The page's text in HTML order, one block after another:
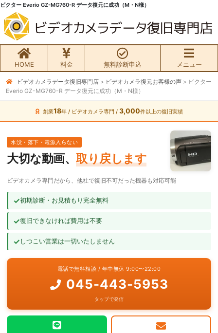
ビクター Everio GZ-MG760-R データ復元に成功（M・N様）
HOME 料金 無料診断申込 メニュー
無料初期診断お申込み
ビデオカメラ データ復旧HOME
料金・メニュー
サービスの流れ
よくあるご質問
ビデオカメラデータ復旧専門店 > ビデオカメラ復元お客様の声 > ビクター
Everio GZ-MG760-R データ復元に成功（M・N様）
創業18年 / ビデオカメラ専門 / 3,000件以上の復旧実績
水没・落下・電源入らない
大切な動画、 取り戻します
ビデオカメラ専門だから、他社で復旧不可だった機器も対応可能
✓初期診断・お見積もり完全無料
✓復旧できなければ費用は不要
✓しつこい営業は一切いたしません
電話で無料相談 / 年中無休 9:00〜22:00
045-443-5953
タップで発信